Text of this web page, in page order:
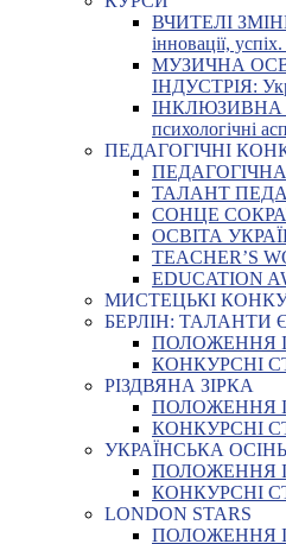
ВЧИТЕЛІ
інновації,
МУЗИЧНА
ІНДУСТРІЯ:
ІНКЛЮЗИВНА
психологічні
ПЕДАГОГІЧНІ
ТАЛАНТ
СОНЦЕ
ОСВІТА
TEACHER’S
EDUCATION
МИСТЕЦЬКІ
БЕРЛІН: ТАЛАНТИ
ПОЛОЖЕННЯ
КОНКУРСНІ
РІЗДВЯНА ЗІРКА
ПОЛОЖЕННЯ
КОНКУРСНІ
УКРАЇНСЬКА
ПОЛОЖЕННЯ
КОНКУРСНІ
LONDON STARS
ПОЛОЖЕННЯ